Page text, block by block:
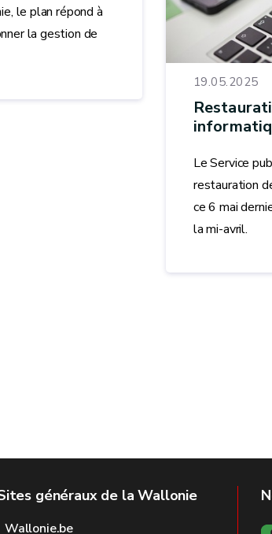
le plan répond à
la gestion de
19.05.2025
Le Service
restauration
ce 6 mai
la mi-avril.
généraux de la Wallonie
Wallonie.be